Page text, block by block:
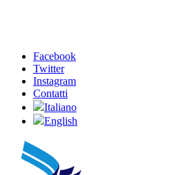
Facebook
Twitter
Instagram
Contatti
Italiano
English